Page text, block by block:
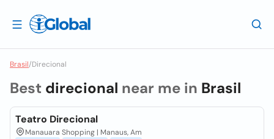
Brasil/Direcional
Best direcional near me in Brasil
Teatro Direcional
Manauara Shopping | Manaus, Am